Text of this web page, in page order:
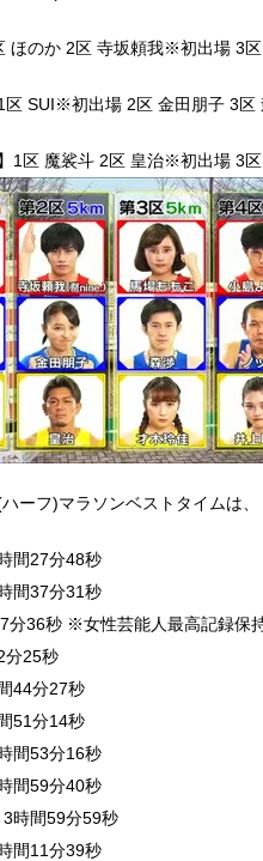
ほのか 2区 寺坂頼我※初出場 3
1区 SUI※初出場 2区 金田朋子 3
】1区 魔裟斗 2区 皇治※初出場
ーフ)マラソンベストタイムは、
間27分48秒
間37分31秒
分36秒 ※女性芸能人最高記録保
分25秒
44分27秒
51分14秒
間53分16秒
間59分40秒
時間59分59秒
間11分39秒